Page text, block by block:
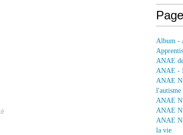
Album -
ANAE
ANAE -
ANAE
l'autisme
ANAE
ANAE
ANAE
la vie